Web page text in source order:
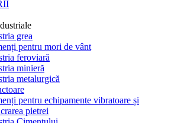
grea
pentru mori de vânt
feroviară
minieră
metalurgică
pentru echipamente vibratoare și
pietrei